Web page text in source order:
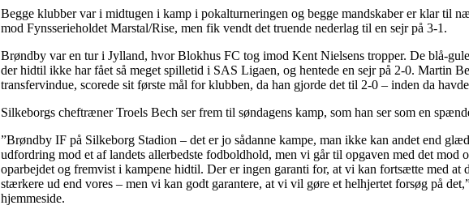
Begge klubber var i midtugen i kamp i pokalturneringen og begge mandskaber er klar til
mod Fynsserieholdet Marstal/Rise, men fik vendt det truende nederlag til en sejr på 3-1.
Brøndby var en tur i Jylland, hvor Blokhus FC tog imod Kent Nielsens tropper. De blå-
der hidtil ikke har fået så meget spilletid i SAS Ligaen, og hentede en sejr på 2-0. Martin
transfervindue, scorede sit første mål for klubben, da han gjorde det til 2-0 – inden da
Silkeborgs cheftræner Troels Bech ser frem til søndagens kamp, som han ser som en
”Brøndby IF på Silkeborg Stadion – det er jo sådanne kampe, man ikke kan andet end
udfordring mod et af landets allerbedste fodboldhold, men vi går til opgaven med det mod
oparbejdet og fremvist i kampene hidtil. Der er ingen garanti for, at vi kan fortsætte med at
stærkere ud end vores – men vi kan godt garantere, at vi vil gøre et helhjertet forsøg på
hjemmeside.